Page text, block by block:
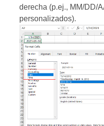
derecha (p.ej., MM/DD/
personalizados).